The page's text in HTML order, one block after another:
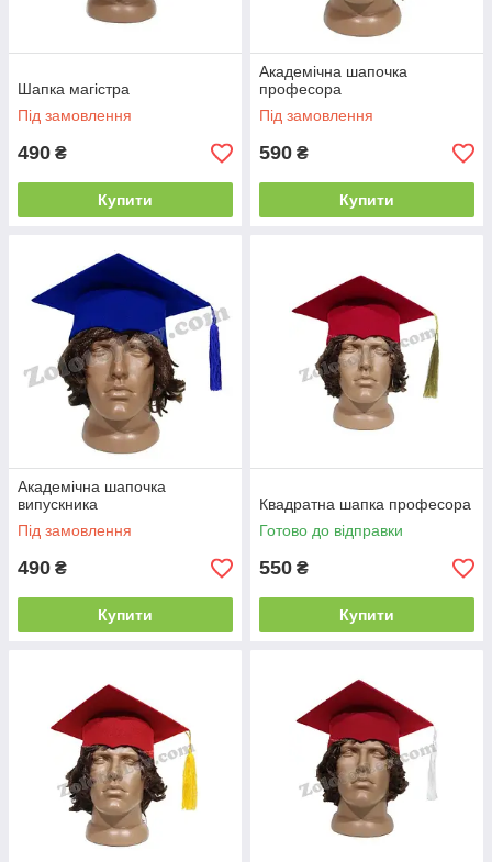
Шапка магістра
Під замовлення
490 ₴
Купити
Академічна шапочка
професора
Під замовлення
590 ₴
Купити
Академічна шапочка
випускника
Під замовлення
490 ₴
Купити
Квадратна шапка професора
Готово до відправки
550 ₴
Купити